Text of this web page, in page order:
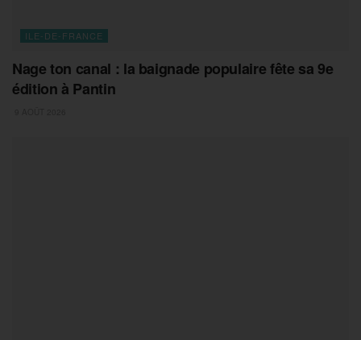
ILE-DE-FRANCE
Nage ton canal : la baignade populaire fête sa 9e
édition à Pantin